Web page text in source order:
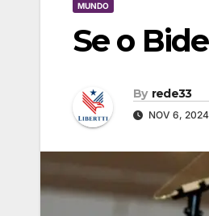
MUNDO
Se o
By rede33
NOV 6, 2024